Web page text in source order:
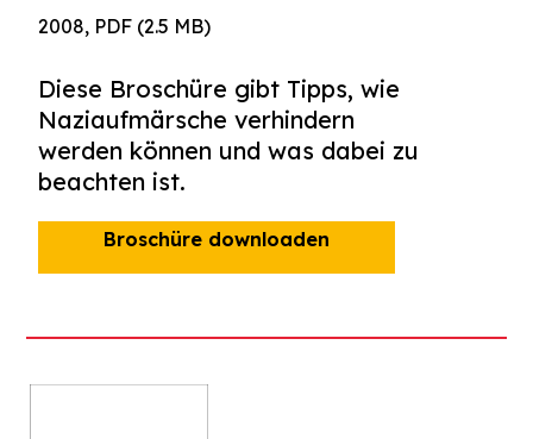
2008, PDF (2.5 MB)
Diese Broschüre gibt Tipps, wie
Naziaufmärsche verhindern
werden können und was dabei zu
beachten ist.
Broschüre downloaden